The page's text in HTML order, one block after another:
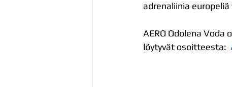
adrenaliinia europeliä
AERO Odolena Voda
löytyvät osoitteesta: